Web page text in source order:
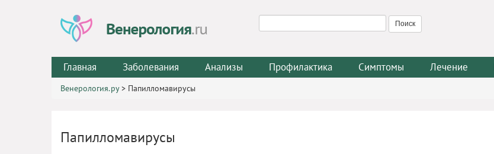
Главная Заболевания Анализы Профилактика Симптомы Лечение
Венерология.ру> Папилломавирусы
Папилломавирусы